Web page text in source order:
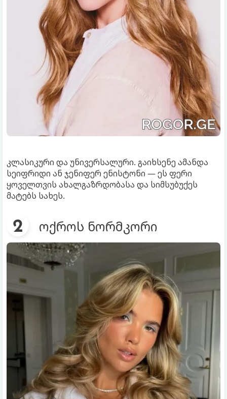
კლასიკური და უნივერსალური. გაიხსენე ამანდა
სეიფრიდი ან ჯენიფერ ენისტონი — ეს ფერი
ყოველთვის ახალგაზრდობასა და სიმსუბუქეს
მატებს სახეს.
ოქროს ნორმკორი